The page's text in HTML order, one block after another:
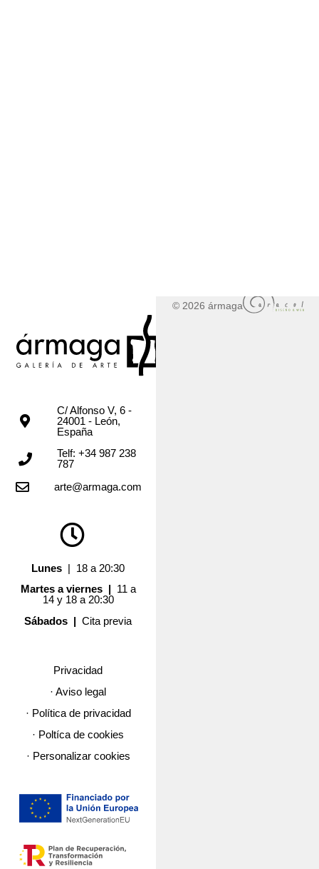
C/ Alfonso V, 6 -
24001 - León,
España
Telf: +34 987 238
787
arte@armaga.com
Lunes | 18 a 20:30
Martes a viernes | 11 a
14 y 18 a 20:30
Sábados |Cita previa
Privacidad
· Aviso legal
· Política de privacidad
· Poltíca de cookies
· Personalizar cookies
© 2026 ármaga